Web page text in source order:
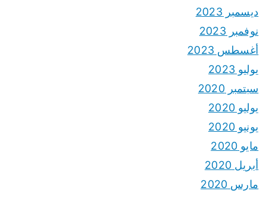
ديسمبر 2023
نوفمبر 2023
أغسطس 2023
يوليو 2023
سبتمبر 2020
يوليو 2020
يونيو 2020
مايو 2020
أبريل 2020
مارس 2020